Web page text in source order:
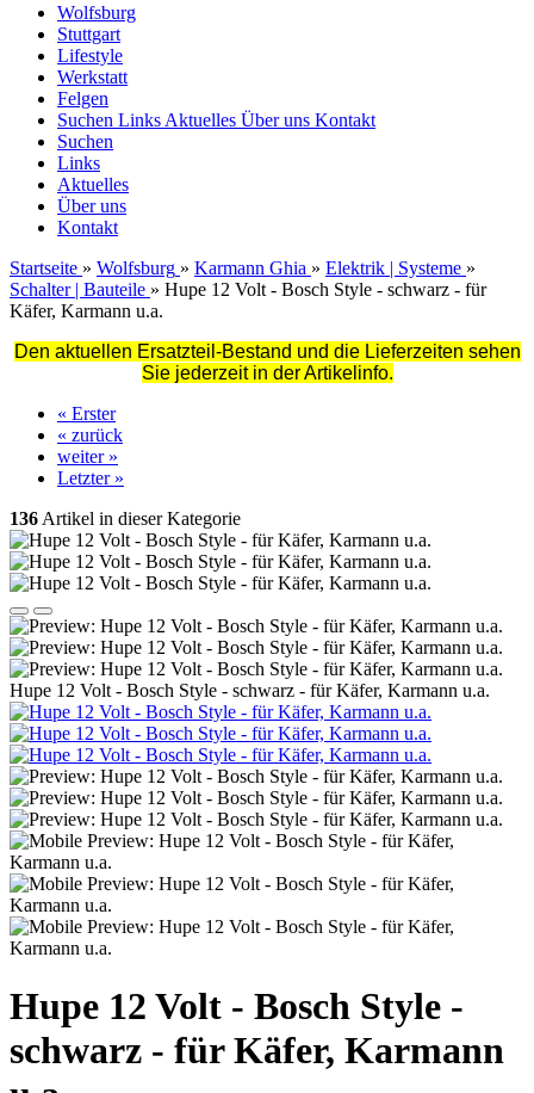
Wolfsburg
Stuttgart
Lifestyle
Werkstatt
Felgen
Suchen Links Aktuelles Über uns Kontakt
Suchen
Links
Aktuelles
Über uns
Kontakt
Startseite » Wolfsburg » Karmann Ghia » Elektrik | Systeme »
Schalter | Bauteile » Hupe 12 Volt - Bosch Style - schwarz - für
Käfer, Karmann u.a.
Den aktuellen Ersatzteil-Bestand und die Lieferzeiten sehen
Sie jederzeit in der Artikelinfo.
« Erster
« zurück
weiter »
Letzter »
136 Artikel in dieser Kategorie
Hupe 12 Volt - Bosch Style - schwarz - für Käfer, Karmann u.a.
Hupe 12 Volt - Bosch Style -
schwarz - für Käfer, Karmann